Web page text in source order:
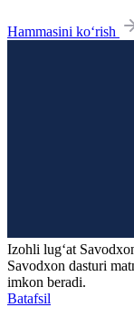
Hammasini ko‘rish
Izohli lugʻat
Savodxon dasturi
imkon beradi.
Batafsil